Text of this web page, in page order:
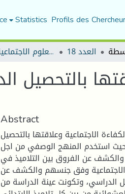
Statistics Profils des
مجلة العلوم الاجتماعية و الانسانية العدد 18
بالتحصيل
Abstract
الاجتماعية وعلاقتها بالتحصيل
حيث استخدم المنهج الوصفي من اجل
عن الفروق بين التلاميذ في
وفق جنسهم والكشف عن
الدراسي، وتكونت عينة الدراسة من